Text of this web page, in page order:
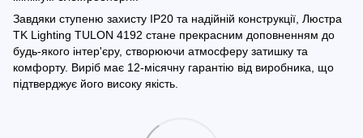
Завдяки ступеню захисту IP20 та надійній конструкції, Люстра
TK Lighting TULON 4192 стане прекрасним доповненням до
будь-якого інтер'єру, створюючи атмосферу затишку та
комфорту. Виріб має 12-місячну гарантію від виробника, що
підтверджує його високу якість.